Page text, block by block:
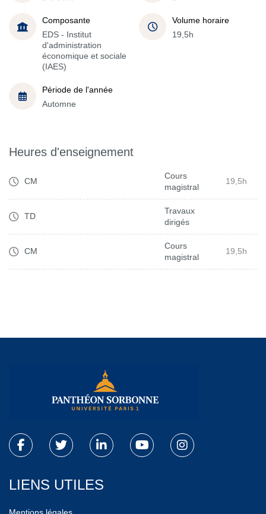
Composante
EDS - Institut
d'administration
économique et sociale
(IAES)
Volume horaire
19,5h
Période de l'année
Automne
Heures d'enseignement
CM
Cours
magistral
19,5h
TD
Travaux
dirigés
CM
Cours
magistral
19,5h
LIENS UTILES